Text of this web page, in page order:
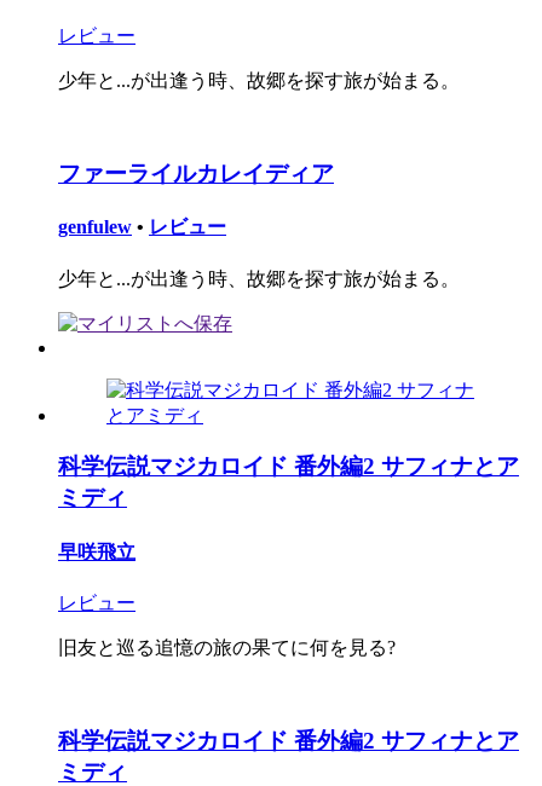
レビュー
少年と...が出逢う時、故郷を探す旅が始まる。
ファーライルカレイディア
genfulew • レビュー
少年と...が出逢う時、故郷を探す旅が始まる。
科学伝説マジカロイド 番外編2 サフィナとア
ミディ
早咲飛立
レビュー
旧友と巡る追憶の旅の果てに何を見る?
科学伝説マジカロイド 番外編2 サフィナとア
ミディ